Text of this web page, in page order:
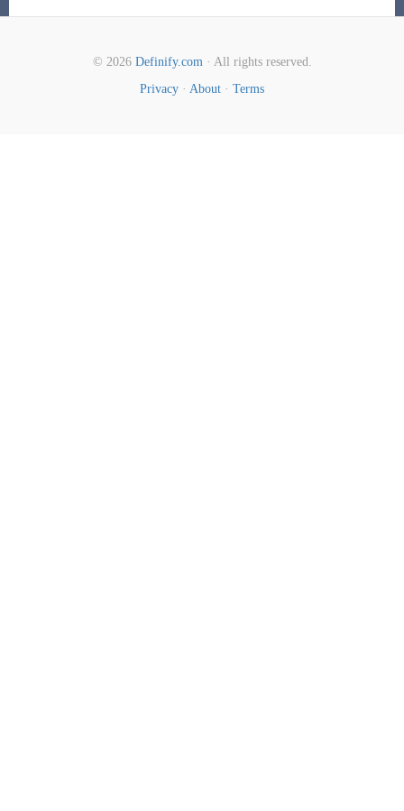
© 2026 Definify.com· All rights reserved.
Privacy · About · Terms